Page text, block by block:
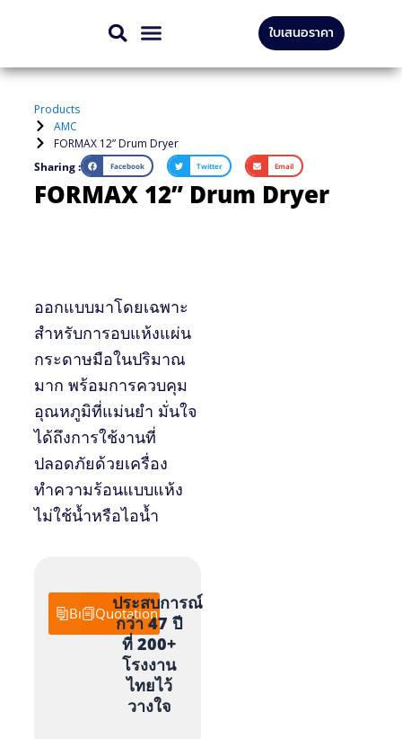
content
ใบเสนอราคา
Products
AMC
FORMAX 12” Drum Dryer
Sharing :
Facebook Twitter Email
FORMAX 12” Drum Dryer
ออกแบบมาโดยเฉพาะ
สำหรับการอบแห้งแผ่น
กระดาษมือในปริมาณ
มาก พร้อมการควบคุม
อุณหภูมิที่แม่นยำ มั่นใจ
ได้ถึงการใช้งานที่
ปลอดภัยด้วยเครื่อง
ทำความร้อนแบบแห้ง
ไม่ใช้น้ำหรือไอน้ำ
Brochure
Quotation
ประสบการณ์
กว่า 47 ปี
ที่ 200+
โรงงาน
ไทยไว้
วางใจ